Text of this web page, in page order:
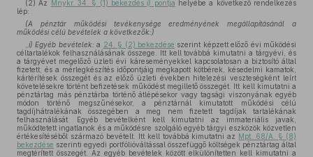
(2) Az Mnykr. 34. § (1) bekezdési) pontja helyébe a következő rendelkezés
lép:
(A pénztár működési tevékenysége eredményének megállapításánál a
működési célú bevételek a következők:)
i) Egyéb bevételek:a 24. § (2) bekezdése szerint képzett előző évi működési
céltartalékok felhasználásának összege. Itt kell továbbá kimutatni a tárgyévi, és
a tárgyévet megelőző üzleti évi káreseményekkel kapcsolatosan a biztosító által
fizetett, és a mérlegkészítés időpontjáig megkapott kötbérek, késedelmi kamatok,
kártérítések összegét és az előző üzleti években hitelezési veszteségként leírt
követelésekre történt befizetések működést megillető összegét. Itt kell kimutatni a
pénztártag más pénztárba történő átlépésekor vagy tagsági viszonyának egyéb
módon történő megszűnésekor, a pénztárnál kimutatott működési célú
tagdíjhátralékának összegében a meg nem fizetett tagdíjak tartalékának
felhasználását. Egyéb bevételként kell kimutatni az immateriális javak,
működtetett ingatlanok és a működésre szolgáló egyéb tárgyi eszközök közvetlen
értékesítéséből származó bevételt. Itt kell továbbá kimutatni az Mpt. 68/A. § (8)
bekezdése szerinti egyedi portfólióváltással összefüggő költségek pénztártag által
megtérített összegét. Az egyéb bevételek között elkülönítetten kell kimutatni a